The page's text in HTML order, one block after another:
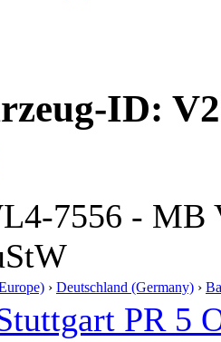
ID:
7556 - MB
› Deutschland (Germany) ›
PR 5